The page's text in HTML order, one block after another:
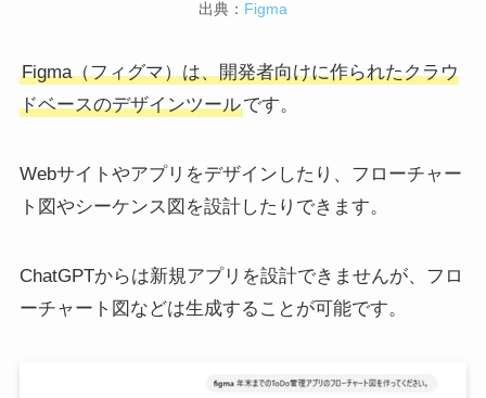
出典： Figma
Figma（フィグマ）は、開発者向けに作られたクラウ
ドベースのデザインツールです。
Webサイトやアプリをデザインしたり、フローチャー
ト図やシーケンス図を設計したりできます。
ChatGPTからは新規アプリを設計できませんが、フロ
ーチャート図などは生成することが可能です。